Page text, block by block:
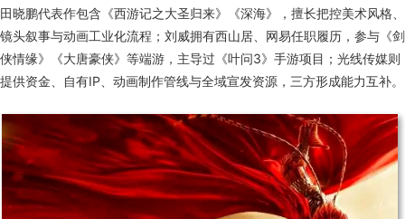
田晓鹏代表作包含《西游记之大圣归来》《深海》，擅长把控美术风格、
镜头叙事与动画工业化流程；刘威拥有西山居、网易任职履历，参与《剑
侠情缘》《大唐豪侠》等端游，主导过《叶问3》手游项目；光线传媒则
提供资金、自有IP、动画制作管线与全域宣发资源，三方形成能力互补。